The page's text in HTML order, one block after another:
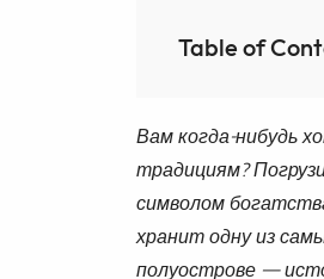
Table of
Вам когда-нибудь
традициям?
символом
хранит одну из
полуострове —